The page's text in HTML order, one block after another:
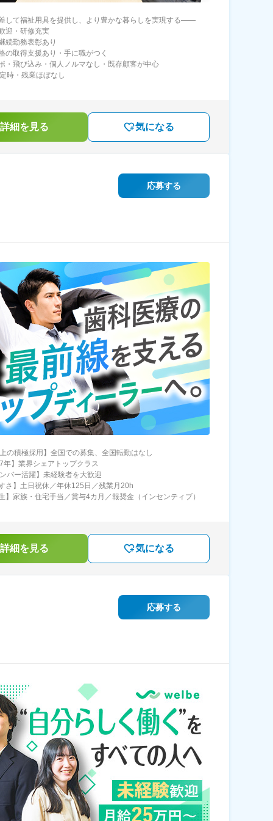
して福祉用具を提供し、より豊かな暮らしを実現する――
迎・研修充実
続勤務表彰あり
の取得支援あり・手に職がつく
・飛び込み・個人ノルマなし・既存顧客が中心
時・残業ほぼなし
細を見る 気になる
応募する
の積極採用】全国での募集、全国転勤はなし
年】業界シェアトップクラス
バー活躍】未経験者を大歓迎
さ】土日祝休／年休125日／残業月20h
】家族・住宅手当／賞与4カ月／報奨金（インセンティブ）
細を見る 気になる
応募する